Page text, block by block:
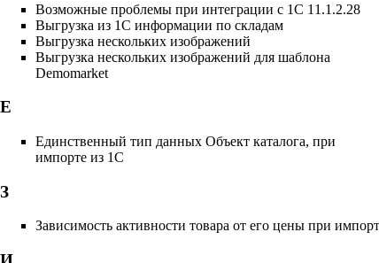
Возможные проблемы при интеграции с 1С 11.1.2.28
Выгрузка из 1С информации по складам
Выгрузка нескольких изображений
Выгрузка нескольких изображений для шаблона
Demomarket
Е
Единственный тип данных Объект каталога, при
импорте из 1С
З
Зависимость активности товара от его цены при